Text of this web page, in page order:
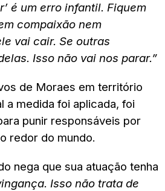
é um erro infantil. Fiquem
compaixão nem
vai cair. Se outras
Isso não vai nos parar.”
de Moraes em território
a medida foi aplicada, foi
punir responsáveis por
redor do mundo.
nega que sua atuação tenha
Isso não trata de